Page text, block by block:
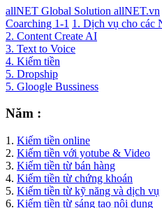
allNET Global Solution allNET.vn
Coarching 1-1 1. Dịch vụ cho các
2. Content Create AI
3. Text to Voice
4. Kiếm tiền
5. Dropship
5. Gloogle Bussiness
Năm :
1. Kiếm tiền online
2. Kiếm tiền với yotube & Video
3. Kiếm tiền từ bán hàng
4. Kiếm tiền từ chứng khoán
5. Kiếm tiền từ kỹ năng và dịch vụ
6. Kiếm tiền từ sáng tạo nội dung